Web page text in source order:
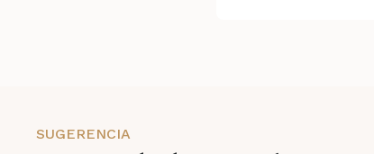
SUGERENCIA